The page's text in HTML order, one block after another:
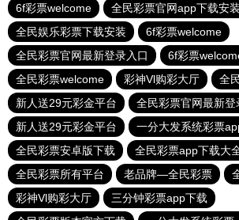
6f彩票welcome
全民彩票官网app下载安装
全民娱乐彩票下载安装
6f彩票welcome
全民彩票官网最新登录入口
6f彩票
全民彩票welcome
彩神Vl购彩大厅
全
新人送29元彩金平台
全民彩票官网最新登
新人送29元彩金平台
一分大发系统彩票
全民彩票安卓版下载
全民彩票app下载大
全民彩票所有平台
老品牌—全民彩票
彩神Vl购彩大厅
三分钟彩票app下载